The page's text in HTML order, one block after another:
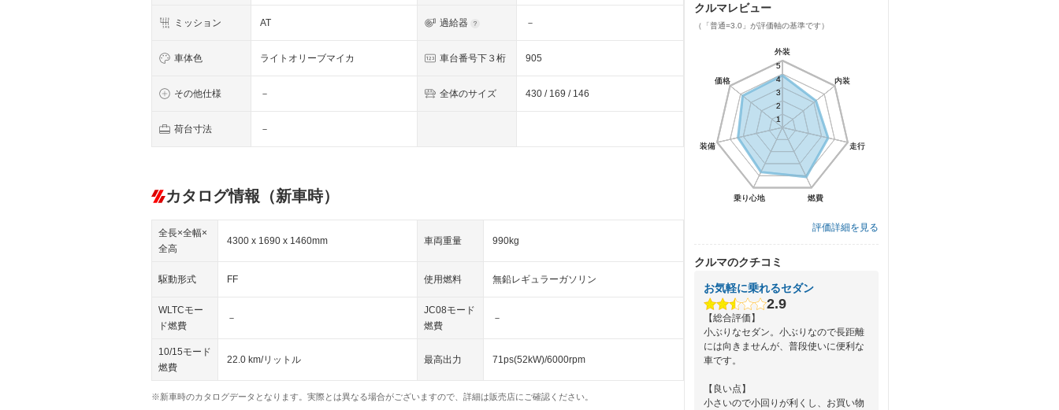
ミッション AT 過給器 －
車体色 ライトオリーブマイカ 車台番号下３桁 905
その他仕様 － 全体のサイズ 430 / 169 / 146
荷台寸法 －
カタログ情報（新車時）
全長×全幅×
全高
4300 x 1690 x 1460mm 車両重量 990kg
駆動形式 FF 使用燃料 無鉛レギュラーガソリン
WLTCモー
ド燃費
－
JC08モード
燃費
－
10/15モード
燃費
22.0 km/リットル 最高出力 71ps(52kW)/6000rpm
※新車時のカタログデータとなります。実際とは異なる場合がございますので、詳細は販売店にご確認ください。
クルマレビュー
（「普通=3.0」が評価軸の基準です）
外装
内装
走行
燃費
乗り心地
装備
価格
1
2
3
4
5
外装
内装
走行
燃費
乗り心地
装備
価格
1
2
3
4
5
評価詳細を見る
クルマのクチコミ
お気軽に乗れるセダン
2.9
【総合評価】
小ぶりなセダン。小ぶりなので長距離
には向きませんが、普段使いに便利な
車です。
【良い点】
小さいので小回りが利くし、お買い物